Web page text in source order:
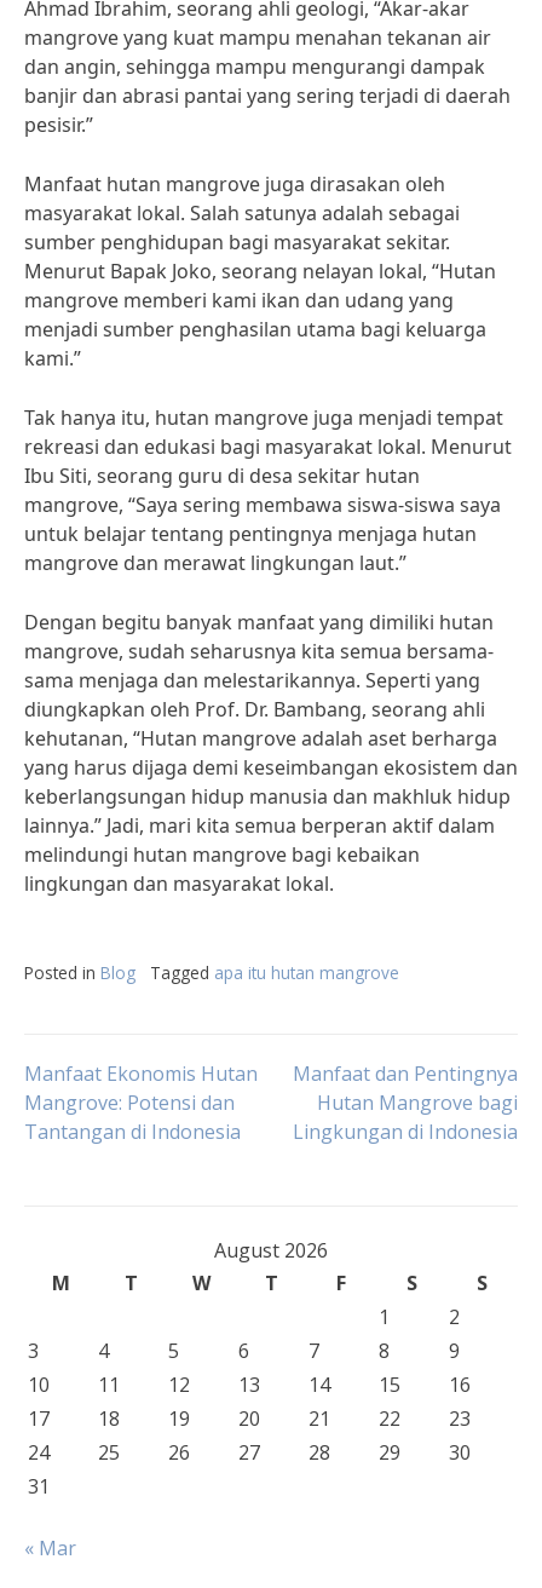
Ahmad Ibrahim, seorang ahli geologi, “Akar-akar
mangrove yang kuat mampu menahan tekanan air
dan angin, sehingga mampu mengurangi dampak
banjir dan abrasi pantai yang sering terjadi di daerah
pesisir.”
Manfaat hutan mangrove juga dirasakan oleh
masyarakat lokal. Salah satunya adalah sebagai
sumber penghidupan bagi masyarakat sekitar.
Menurut Bapak Joko, seorang nelayan lokal, “Hutan
mangrove memberi kami ikan dan udang yang
menjadi sumber penghasilan utama bagi keluarga
kami.”
Tak hanya itu, hutan mangrove juga menjadi tempat
rekreasi dan edukasi bagi masyarakat lokal. Menurut
Ibu Siti, seorang guru di desa sekitar hutan
mangrove, “Saya sering membawa siswa-siswa saya
untuk belajar tentang pentingnya menjaga hutan
mangrove dan merawat lingkungan laut.”
Dengan begitu banyak manfaat yang dimiliki hutan
mangrove, sudah seharusnya kita semua bersama-
sama menjaga dan melestarikannya. Seperti yang
diungkapkan oleh Prof. Dr. Bambang, seorang ahli
kehutanan, “Hutan mangrove adalah aset berharga
yang harus dijaga demi keseimbangan ekosistem dan
keberlangsungan hidup manusia dan makhluk hidup
lainnya.” Jadi, mari kita semua berperan aktif dalam
melindungi hutan mangrove bagi kebaikan
lingkungan dan masyarakat lokal.
Posted in Blog Tagged apa itu hutan mangrove
Post
navigation
Manfaat Ekonomis Hutan
Mangrove: Potensi dan
Tantangan di Indonesia
Manfaat dan Pentingnya
Hutan Mangrove bagi
Lingkungan di Indonesia
August 2026
M
T W T F S
S
1
2
3
4 5 6 7 8
9
10
11 12 13 14 15
16
17
18 19 20 21 22
23
24
25 26 27 28 29
30
31
« Mar